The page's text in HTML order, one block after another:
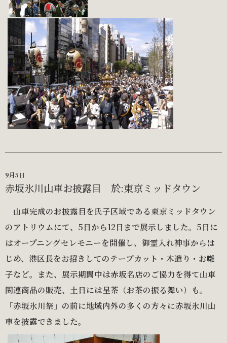
9月5日
赤坂氷川山車お披露目 於:東京ミッドタウン
山車完成のお披露目を氏子区域である東京ミッドタウン
のアトリウムにて、5日から12日まで展示しました。5日に
はオープニングセレモニーを開催し、御霊入れ神事からは
じめ、港区長をお招きしてのテープカット・木遣り・お囃
子など。また、展示期間中は赤坂名店のご協力を得て山車
関連商品の販売、土日には呈茶（お茶の振る舞い）も。
「赤坂氷川祭」の前に地域内外の多くの方々に赤坂氷川山
車を披露できました。